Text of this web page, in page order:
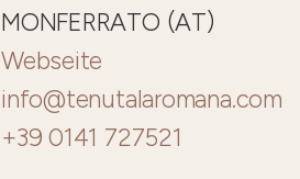
MONFERRATO (AT)
Webseite
info@tenutalaromana.com
+39 0141 727521